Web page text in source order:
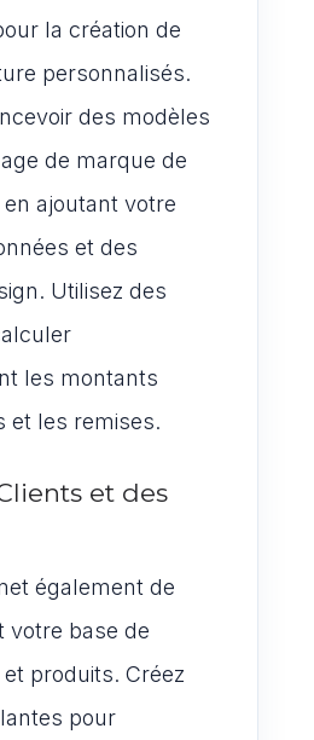
la création de
personnalisés.
des modèles
de marque de
ajoutant votre
et des
Utilisez des
les montants
et les remises.
et des
également de
votre base de
produits. Créez
pour